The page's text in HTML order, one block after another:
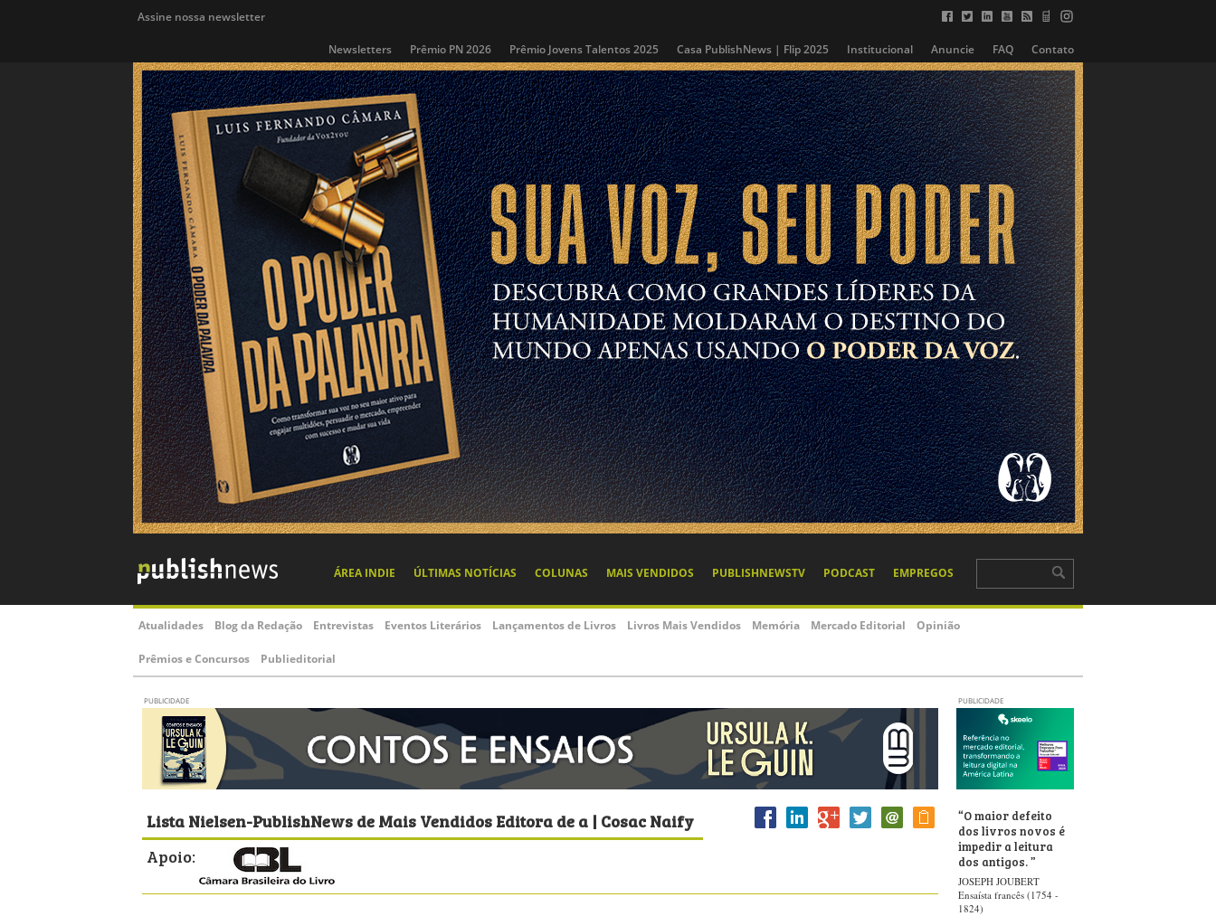
Assine nossa newsletter
Newsletters Prêmio PN 2026 Prêmio Jovens Talentos 2025 Casa PublishNews | Flip 2025 Institucional Anuncie FAQ Contato
ÁREA INDIE ÚLTIMAS NOTÍCIAS COLUNAS MAIS VENDIDOS PUBLISHNEWSTV PODCAST EMPREGOS
Atualidades Blog da Redação Entrevistas Eventos Literários Lançamentos de Livros Livros Mais Vendidos Memória Mercado Editorial Opinião
Prêmios e Concursos Publieditorial
PUBLICIDADE PUBLICIDADE
Lista Nielsen-PublishNews de Mais Vendidos Editora de a | Cosac Naify
Apoio:
“O maior defeito
dos livros novos é
impedir a leitura
dos antigos.”
JOSEPH JOUBERT
Ensaísta francês (1754 -
1824)